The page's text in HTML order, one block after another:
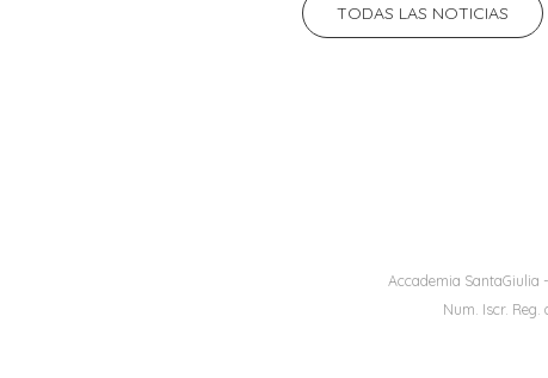
TODAS LAS NOTICIAS
Accademia SantaGiulia
Num. Iscr. Reg.